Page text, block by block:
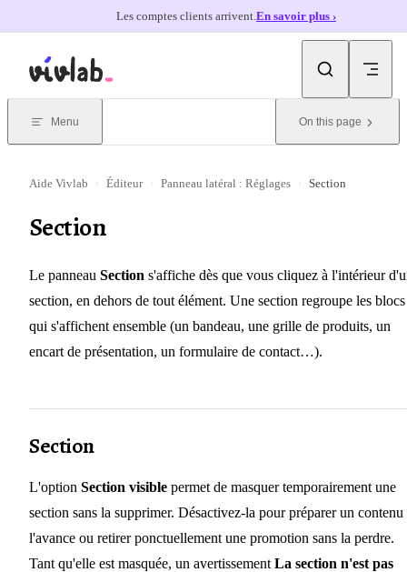
Les comptes clients arrivent. En savoir plus ›
Menu On this page
Aide Vivlab › Éditeur › Panneau latéral : Réglages › Section
Section
Le panneau Section s'affiche dès que vous cliquez à l'intérieur
section, en dehors de tout élément. Une section regroupe les blocs
qui s'affichent ensemble (un bandeau, une grille de produits, un
encart de présentation, un formulaire de contact…).
Section
L'option Section visible permet de masquer temporairement une
section sans la supprimer. Désactivez-la pour préparer un contenu
l'avance ou retirer ponctuellement une promotion sans la perdre.
Tant qu'elle est masquée, un avertissement La section n'est pas